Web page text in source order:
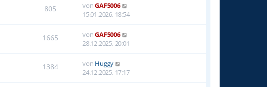
805 vonGAF5006
15.01.2026, 18:54
1665 vonGAF5006
28.12.2025, 20:01
1384 von Huggy
24.12.2025, 17:17